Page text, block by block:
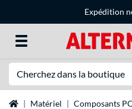
Expédition
Page d'accueil
Matériel Composants PC